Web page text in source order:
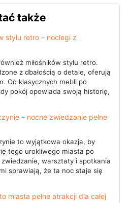
także
stylu retro – noclegi z
miłośników stylu retro.
z dbałością o detale, oferują
Od klasycznych mebli po
pokój opowiada swoją historię,
– nocne zwiedzanie pełne
to wyjątkowa okazja, by
tego urokliwego miasta po
warsztaty i spotkania
sprawiają, że ta noc staje się
miasta pełne atrakcji dla całej